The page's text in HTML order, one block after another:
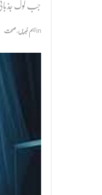
جب لوگ
in اہم خبریں,صحت